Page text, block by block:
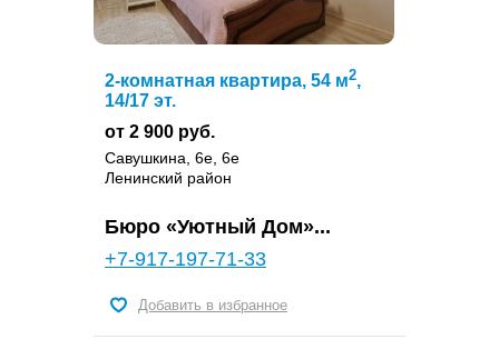
2-комнатная квартира, 54 м2,
14/17 эт.
от 2 900 руб.
Савушкина, 6е, 6е
Ленинский район
Бюро «Уютный Дом»...
+7-917-197-71-33
Добавить в избранное